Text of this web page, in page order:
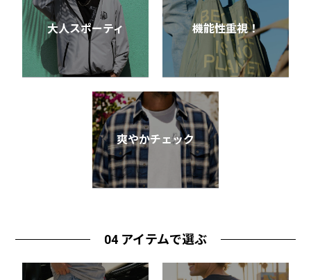
大人スポーティ 機能性重視！
爽やかチェック
04 アイテムで選ぶ